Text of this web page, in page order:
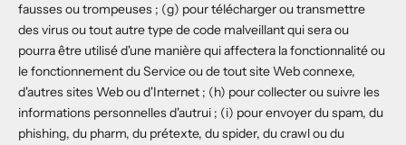
fausses ou trompeuses ; (g) pour télécharger ou transmettre
des virus ou tout autre type de code malveillant qui sera ou
pourra être utilisé d'une manière qui affectera la fonctionnalité ou
le fonctionnement du Service ou de tout site Web connexe,
d'autres sites Web ou d'Internet ; (h) pour collecter ou suivre les
informations personnelles d'autrui ; (i) pour envoyer du spam, du
phishing, du pharm, du prétexte, du spider, du crawl ou du